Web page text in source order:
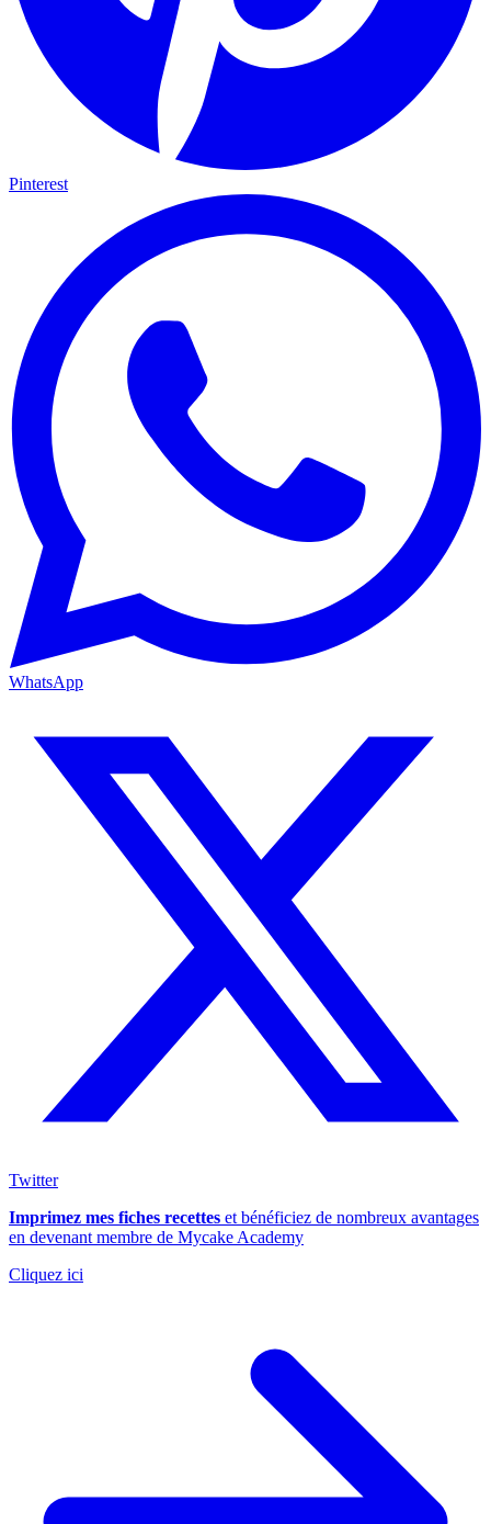
Pinterest
WhatsApp
Twitter
Imprimez mes fiches recettes et bénéficiez de nombreux avantages
en devenant membre de Mycake Academy
Cliquez ici